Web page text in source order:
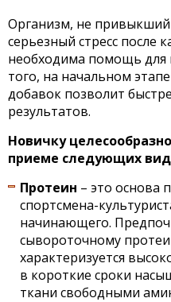
Организм, не привыкший
серьезный стресс после
необходима помощь для
того, на начальном
добавок позволит
результатов.
Новичку
приеме следующих
Протеин – это основа
спортсмена-
начинающего.
сывороточному
характеризуется
в короткие сроки
ткани свободными